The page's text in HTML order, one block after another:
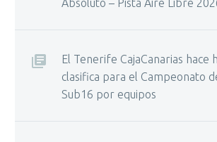
Absoluto – Pista Aire Libre
El Tenerife CajaCanarias hace
clasifica para el Campeonato
Sub16 por equipos